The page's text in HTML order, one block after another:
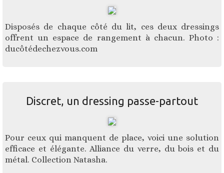
Disposés de chaque côté du lit, ces deux dressings
offrent un espace de rangement à chacun. Photo :
ducôtédechezvous.com
Discret, un dressing passe-partout
Pour ceux qui manquent de place, voici une solution
efficace et élégante. Alliance du verre, du bois et du
métal. Collection Natasha.